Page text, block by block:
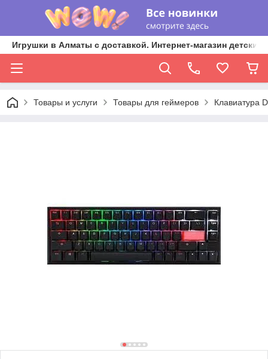
Игрушки в Алматы с доставкой. Интернет-магазин
Товары и услуги Товары для геймеров Клавиатура